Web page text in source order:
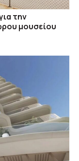
την
μουσείου